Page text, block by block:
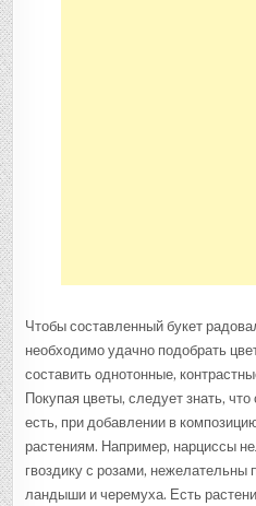
Чтобы составленный букет
необходимо удачно подобрать
составить однотонные,
Покупая цветы, следует знать,
есть, при добавлении в
растениям. Например, нарциссы
гвоздику с розами, нежелательны
ландыши и черемуха. Есть